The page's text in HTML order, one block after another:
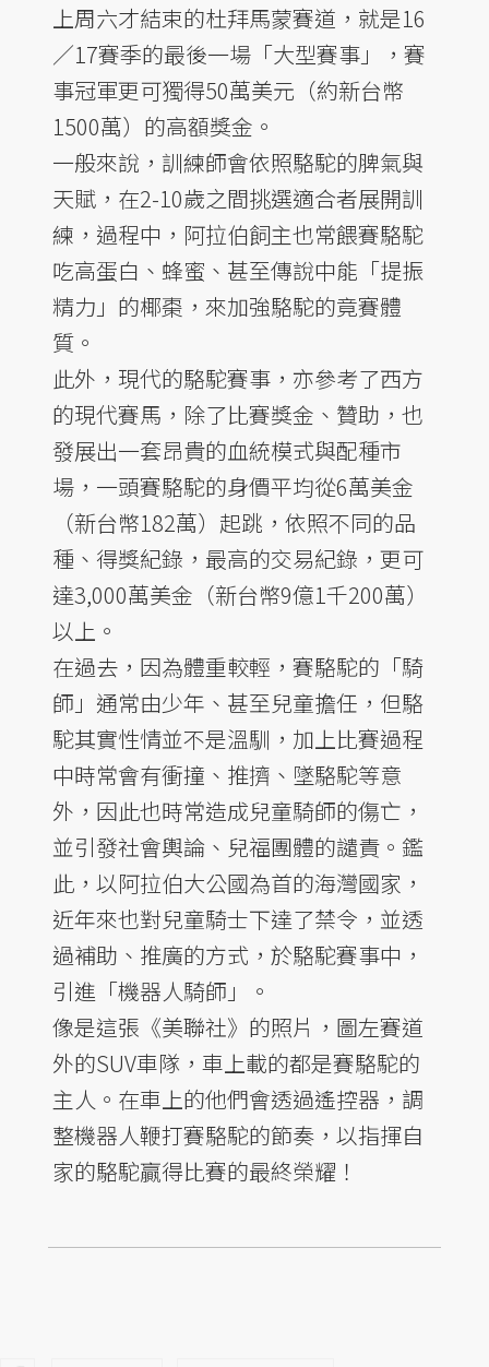
上周六才結束的杜拜馬蒙賽道，就是16
／17賽季的最後一場「大型賽事」，賽
事冠軍更可獨得50萬美元（約新台幣
1500萬）的高額獎金。
一般來說，訓練師會依照駱駝的脾氣與
天賦，在2-10歲之間挑選適合者展開訓
練，過程中，阿拉伯飼主也常餵賽駱駝
吃高蛋白、蜂蜜、甚至傳說中能「提振
精力」的椰棗，來加強駱駝的竟賽體
質。
此外，現代的駱駝賽事，亦參考了西方
的現代賽馬，除了比賽獎金、贊助，也
發展出一套昂貴的血統模式與配種市
場，一頭賽駱駝的身價平均從6萬美金
（新台幣182萬）起跳，依照不同的品
種、得獎紀錄，最高的交易紀錄，更可
達3,000萬美金（新台幣9億1千200萬）
以上。
在過去，因為體重較輕，賽駱駝的「騎
師」通常由少年、甚至兒童擔任，但駱
駝其實性情並不是溫馴，加上比賽過程
中時常會有衝撞、推擠、墜駱駝等意
外，因此也時常造成兒童騎師的傷亡，
並引發社會輿論、兒福團體的譴責。鑑
此，以阿拉伯大公國為首的海灣國家，
近年來也對兒童騎士下達了禁令，並透
過補助、推廣的方式，於駱駝賽事中，
引進「機器人騎師」。
像是這張《美聯社》的照片，圖左賽道
外的SUV車隊，車上載的都是賽駱駝的
主人。在車上的他們會透過遙控器，調
整機器人鞭打賽駱駝的節奏，以指揮自
家的駱駝贏得比賽的最終榮耀！